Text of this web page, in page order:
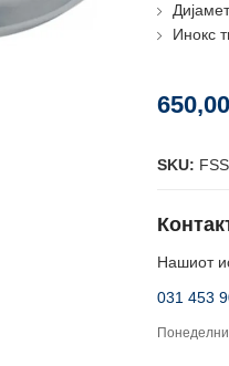
Инокс
SKU:
Нашиот
031 453